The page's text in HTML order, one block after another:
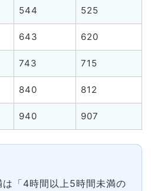
544 525
643 620
743 715
840 812
940 907
「4時間以上5時間未満の